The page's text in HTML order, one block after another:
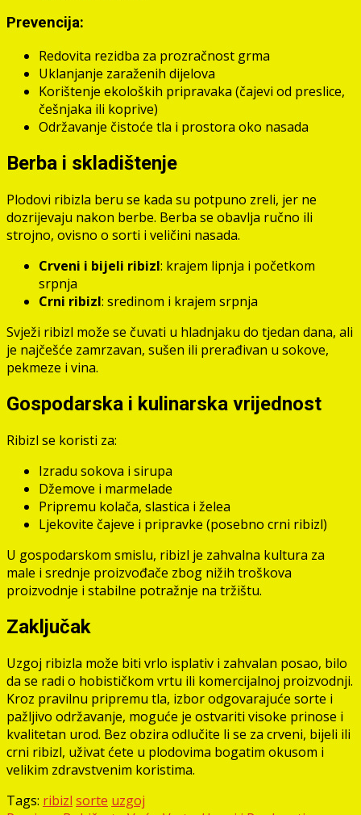
Prevencija:
Redovita rezidba za prozračnost grma
Uklanjanje zaraženih dijelova
Korištenje ekoloških pripravaka (čajevi od preslice,
češnjaka ili koprive)
Održavanje čistoće tla i prostora oko nasada
Berba i skladištenje
Plodovi ribizla beru se kada su potpuno zreli, jer ne
dozrijevaju nakon berbe. Berba se obavlja ručno ili
strojno, ovisno o sorti i veličini nasada.
Crveni i bijeli ribizl: krajem lipnja i početkom
srpnja
Crni ribizl: sredinom i krajem srpnja
Svježi ribizl može se čuvati u hladnjaku do tjedan dana, ali
je najčešće zamrzavan, sušen ili prerađivan u sokove,
pekmeze i vina.
Gospodarska i kulinarska vrijednost
Ribizl se koristi za:
Izradu sokova i sirupa
Džemove i marmelade
Pripremu kolača, slastica i želea
Ljekovite čajeve i pripravke (posebno crni ribizl)
U gospodarskom smislu, ribizl je zahvalna kultura za
male i srednje proizvođače zbog nižih troškova
proizvodnje i stabilne potražnje na tržištu.
Zaključak
Uzgoj ribizla može biti vrlo isplativ i zahvalan posao, bilo
da se radi o hobističkom vrtu ili komercijalnoj proizvodnji.
Kroz pravilnu pripremu tla, izbor odgovarajuće sorte i
pažljivo održavanje, moguće je ostvariti visoke prinose i
kvalitetan urod. Bez obzira odlučite li se za crveni, bijeli ili
crni ribizl, uživat ćete u plodovima bogatim okusom i
velikim zdravstvenim koristima.
Tags: ribizl sorte uzgoj